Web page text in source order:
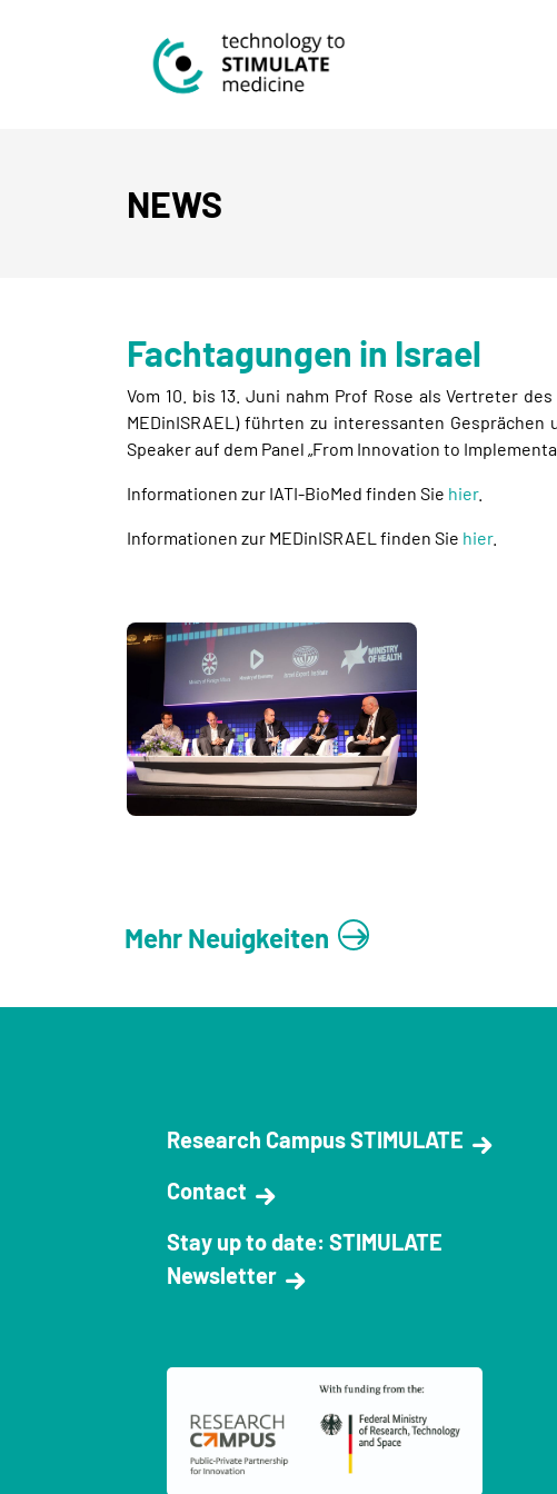
NEWS
Fachtagungen in Israel
Vom 10. bis 13. Juni nahm Prof Rose als Vertreter
MEDinISRAEL) führten zu interessanten
Speaker auf dem Panel „From Innovation to
Informationen zur IATI-BioMed finden Sie hier.
Informationen zur MEDinISRAEL finden Sie hier.
Mehr Neuigkeiten
Research Campus STIMULATE
Contact
Stay up to date: STIMULATE
Newsletter